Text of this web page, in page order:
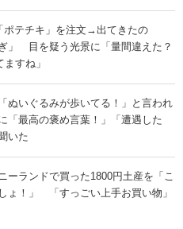
ポテチキ」を注文→出てきたの
」 目を疑う光景に「量間違えた？
すね」
ぬいぐるみが歩いてる！」と言われ
最高の褒め言葉！」「遭遇した
いた
ーランドで買った1800円土産を「こ
ょ！」 「すっごい上手お買い物」